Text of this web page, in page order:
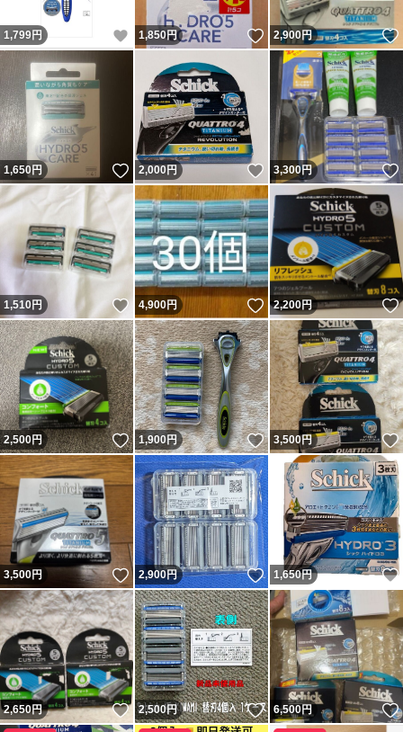
1,799円 いいね！
1,850円 いいね！
2,900円
1,650円 いいね！
2,000円 いいね！
3,300円
1,510円 いいね！
4,900円 いいね！
2,200円
2,500円 いいね！
1,900円 いいね！
3,500円
3,500円 いいね！
2,900円 いいね！
1,650円
2,650円 いいね！
2,500円 いいね！
6,500円